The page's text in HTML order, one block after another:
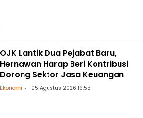
OJK Lantik Dua Pejabat Baru,
Hernawan Harap Beri Kontribusi
Dorong Sektor Jasa Keuangan
Ekonomi 05 Agustus 2026 19:55